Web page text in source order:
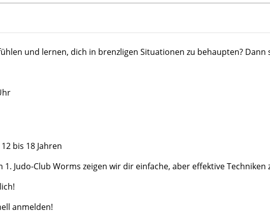
und lernen, dich in brenzligen Situationen zu behaupten? Dann
bis 18 Jahren
Judo-Club Worms zeigen wir dir einfache, aber effektive
anmelden!